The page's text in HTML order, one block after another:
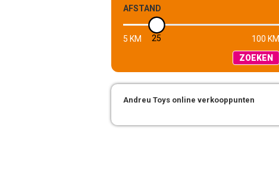
AFSTAND
5 KM 25
100 KM
ZOEKEN
Andreu Toys online verkooppunten